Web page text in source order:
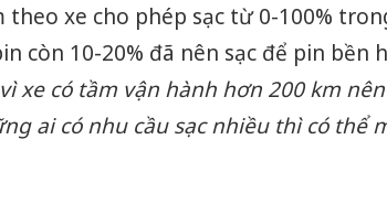
theo xe cho phép sạc từ 0-100%
còn 10-20% đã nên sạc để pin bền
xe có tầm vận hành hơn 200 km
ai có nhu cầu sạc nhiều thì có thể